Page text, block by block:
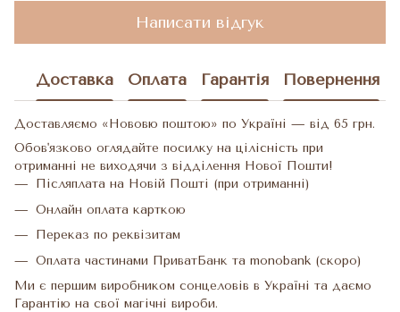
Написати відгук
Доставка Оплата Гарантія Повернення
Доставляємо «Нововю поштою» по Україні — від 65 грн.
Обов'язково оглядайте посилку на цілісність при
отриманні не виходячи з відділення Нової Пошти!
Післяплата на Новій Пошті (при отриманні)
Онлайн оплата карткою
Переказ по реквізитам
Оплата частинами ПриватБанк та monobank (скоро)
Ми є першим виробником сонцеловів в Україні та даємо
Гарантію на свої магічні вироби.